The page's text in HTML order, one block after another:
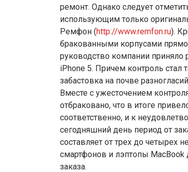
ремонт. Однако следует
использующим только
Ремфон (http://www.remfon.ru).
бракованными корпусами прямо
руководство компании приняло
iPhone 5. Причем контроль стал
забастовка на почве
Вместе с ужесточением
отбраковано, что в итоге
соответственно, и к
сегодняшний день период от
составляет от трех до четырех
смартфонов и лэптопы
заказа.